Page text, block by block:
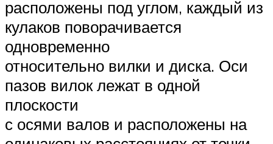
расположены под углом, каждый из
кулаков поворачивается
одновременно
относительно вилки и диска. Оси
пазов вилок лежат в одной
плоскости
с осями валов и расположены на